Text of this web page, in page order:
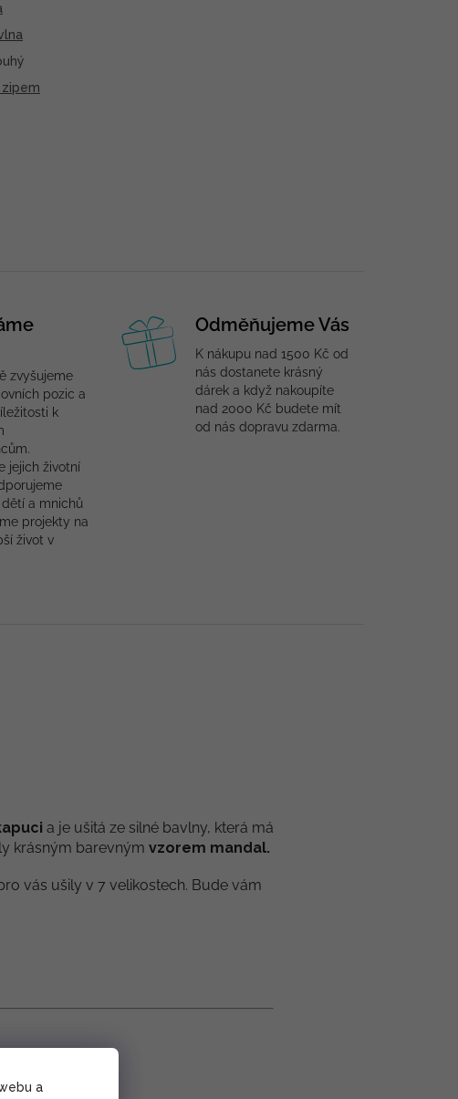
a
zvyšujeme
pozic a
k
jejich životní
a mnichů
projekty na
život v
Odměňujeme Vás
K nákupu nad 1500 Kč od
nás dostanete krásný
dárek a když nakoupíte
nad 2000 Kč budete mít
od nás dopravu zdarma.
a je ušitá ze silné bavlny, která má
krásným barevným vzorem mandal.
vás ušily v 7 velikostech. Bude vám